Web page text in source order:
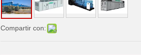
Compartir con: